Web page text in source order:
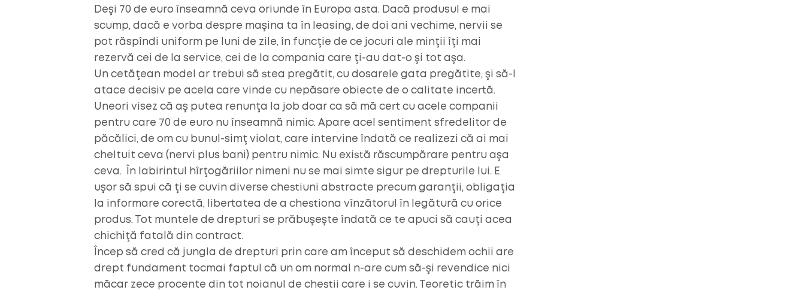
Deşi 70 de euro înseamnă ceva oriunde în Europa asta. Dacă produsul e mai
scump, dacă e vorba despre maşina ta în leasing, de doi ani vechime, nervii se
pot răspîndi uniform pe luni de zile, în funcţie de ce jocuri ale minţii îţi mai
rezervă cei de la service, cei de la compania care ţi-au dat-o şi tot aşa.
Un cetăţean model ar trebui să stea pregătit, cu dosarele gata pregătite, şi să-l
atace decisiv pe acela care vinde cu nepăsare obiecte de o calitate incertă.
Uneori visez că aş putea renunţa la job doar ca să mă cert cu acele companii
pentru care 70 de euro nu înseamnă nimic. Apare acel sentiment sfredelitor de
păcălici, de om cu bunul-simţ violat, care intervine îndată ce realizezi că ai mai
cheltuit ceva (nervi plus bani) pentru nimic. Nu există răscumpărare pentru aşa
ceva.
În labirintul hîrţogăriilor nimeni nu se mai simte sigur pe drepturile lui. E
uşor să spui că ţi se cuvin diverse chestiuni abstracte precum garanţii, obligaţia
la informare corectă, libertatea de a chestiona vînzătorul în legătură cu orice
produs. Tot muntele de drepturi se prăbuşeşte îndată ce te apuci să cauţi acea
chichiţă fatală din contract.
Încep să cred că jungla de drepturi prin care am început să deschidem ochii are
drept fundament tocmai faptul că un om normal n-are cum să-şi revendice nici
măcar zece procente din tot noianul de chestii care i se cuvin. Teoretic trăim în